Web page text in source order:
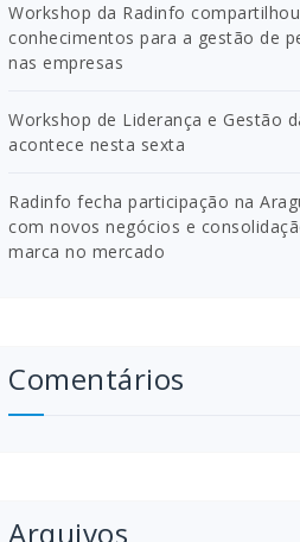
Workshop da Radinfo
conhecimentos para a gestão de
nas empresas
Workshop de Liderança e Gestão
acontece nesta sexta
Radinfo fecha participação na
com novos negócios e
marca no mercado
Comentários
Arquivos